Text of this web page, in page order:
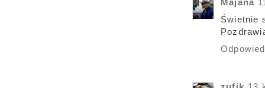
Majana
Świetnie